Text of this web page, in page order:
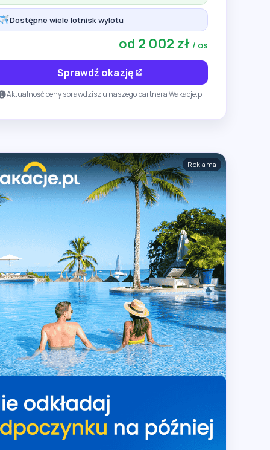
Dostępne wiele lotnisk wylotu
od 2 002 zł / os
Sprawdź okazję
Aktualność ceny sprawdzisz u naszego partnera Wakacje.pl
Reklama